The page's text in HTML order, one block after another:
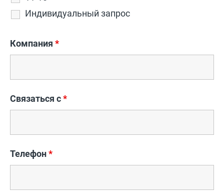
Индивидуальный запрос
Компания *
Связаться с*
Телефон*